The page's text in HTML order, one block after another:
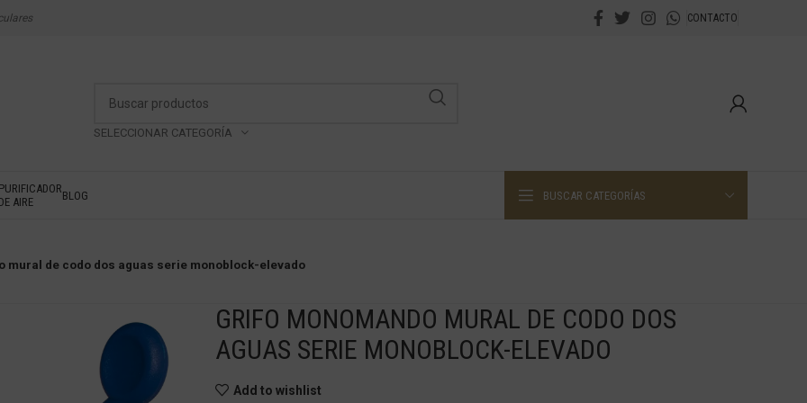
CONTACTO
SELECCIONAR CATEGORÍA
AIRE
BLOG BUSCAR CATEGORÍAS
mural de codo dos aguas serie monoblock-elevado
GRIFO MONOMANDO MURAL DE CODO DOS
AGUAS SERIE MONOBLOCK-ELEVADO
Add to wishlist